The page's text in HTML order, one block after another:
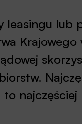
leasingu lub
Krajowego